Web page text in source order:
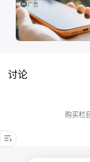
广告
讨论
购买栏